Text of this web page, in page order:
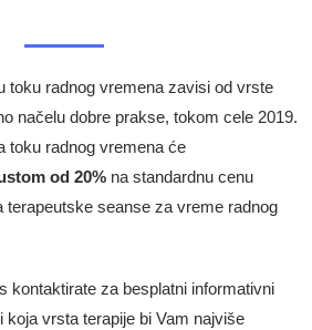
toku radnog vremena zavisi od vrste
načelu dobre prakse, tokom cele 2019.
toku radnog vremena će
od 20% na standardnu cenu
terapeutske seanse za vreme radnog
kontaktirate za besplatni informativni
koja vrsta terapije bi Vam najviše